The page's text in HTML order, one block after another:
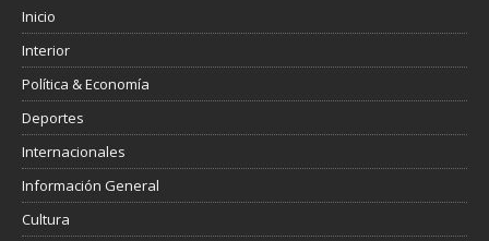
Inicio
Interior
Política & Economía
Deportes
Internacionales
Información General
Cultura